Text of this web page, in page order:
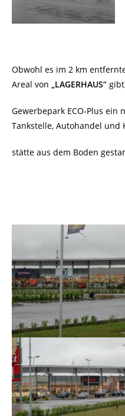
Obwohl es im 2 km
Areal von
„LAGERHAUS“
Gewerbepark ECO-Plus ein
Tankstelle, Autohandel und
stätte aus dem Boden